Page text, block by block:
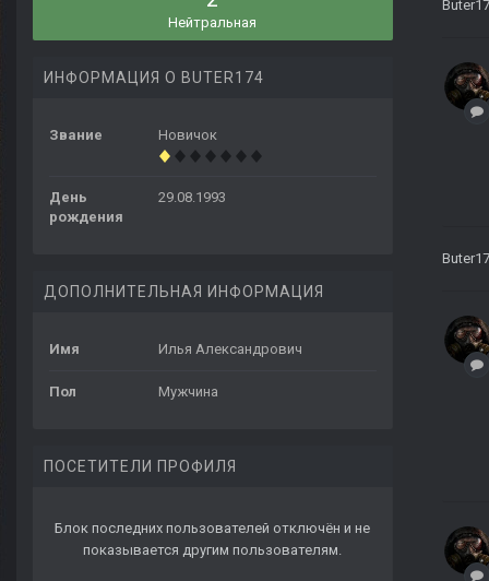
Нейтральная
ИНФОРМАЦИЯ О BUTER174
Звание Новичок
День
рождения
29.08.1993
ДОПОЛНИТЕЛЬНАЯ ИНФОРМАЦИЯ
Имя Илья Александрович
Пол Мужчина
ПОСЕТИТЕЛИ ПРОФИЛЯ
Блок последних пользователей отключён и не
показывается другим пользователям.